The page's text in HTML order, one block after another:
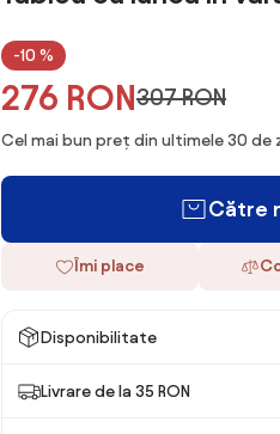
-10 %
276 RON307 RON
Cel mai bun preț din ultimele 30 de
Către
Îmi place
Disponibilitate
Livrare de la 35 RON